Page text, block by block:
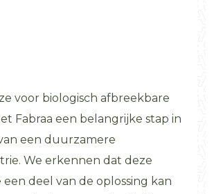
voor biologisch afbreekbare
Fabraa een belangrijke stap in
een duurzamere
We erkennen dat deze
deel van de oplossing kan